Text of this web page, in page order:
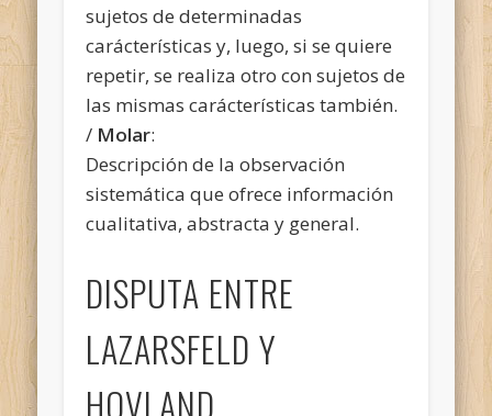
sujetos de determinadas
carácterísticas y, luego, si se quiere
repetir, se realiza otro con sujetos de
las mismas carácterísticas también.
/ Molar:
Descripción de la observación
sistemática que ofrece información
cualitativa, abstracta y general.
DISPUTA ENTRE
LAZARSFELD Y
HOVLAND